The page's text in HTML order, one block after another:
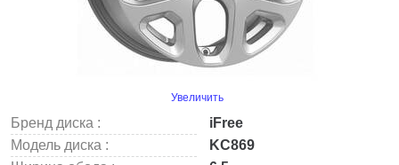
Увеличить
Бренд диска :
iFree
Модель диска :
KC869